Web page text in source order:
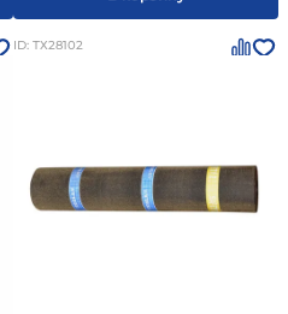
ID: ТХ28102